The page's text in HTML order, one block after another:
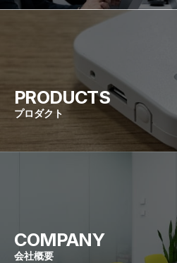
プロダクト
PRODUCTS
会社概要
COMPANY